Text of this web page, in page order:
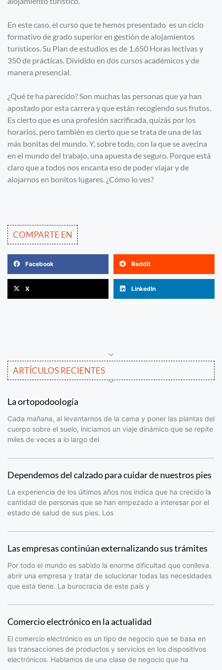
En este caso, el curso que te hemos presentado es un ciclo
formativo de grado superior en gestión de alojamientos
turísticos. Su Plan de estudios es de 1.650 Horas lectivas y
350 de prácticas. Dividido en dos cursos académicos y de
manera presencial.
¿Qué te ha parecido? Son muchas las personas que ya han
apostado por esta carrera y que están recogiendo sus frutos.
Es cierto que es una profesión sacrificada, quizás por los
horarios, pero también es cierto que se trata de una de las
más bonitas del mundo. Y, sobre todo, con la que se avecina
en el mundo del trabajo, una apuesta de seguro. Porque está
claro que a todos nos encanta eso de poder viajar y de
alojarnos en bonitos lugares. ¿Cómo lo ves?
COMPARTE EN
Facebook Reddit
X LinkedIn
ARTÍCULOS RECIENTES
La ortopodoología
Cada mañana, al levantarnos de la cama y poner las plantas del
cuerpo sobre el suelo, iniciamos un viaje dinámico que se repite
miles de veces a lo largo del
Dependemos del calzado para cuidar de nuestros pies
La experiencia de los últimos años nos indica que ha crecido la
cantidad de personas que se han empezado a interesar por el
estado de salud de sus pies. Los
Las empresas continúan externalizando sus trámites
Por todo el mundo es sabido la enorme dificultad que conlleva
abrir una empresa y tratar de solucionar todas las necesidades
que esta tiene. La burocracia de este país y
Comercio electrónico en la actualidad
El comercio electrónico es un tipo de negocio que se basa en
las transacciones de productos y servicios en los dispositivos
electrónicos. Hablamos de una clase de negocio que ha